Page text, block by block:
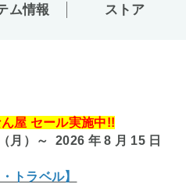
ム情報 ストア
屋 セール実施中!!
月）～ 2026 年 8 月 15 日
トラベル】